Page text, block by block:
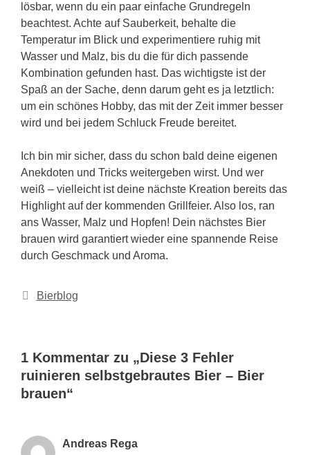
lösbar, wenn du ein paar einfache Grundregeln
beachtest. Achte auf Sauberkeit, behalte die
Temperatur im Blick und experimentiere ruhig mit
Wasser und Malz, bis du die für dich passende
Kombination gefunden hast. Das wichtigste ist der
Spaß an der Sache, denn darum geht es ja letztlich:
um ein schönes Hobby, das mit der Zeit immer besser
wird und bei jedem Schluck Freude bereitet.
Ich bin mir sicher, dass du schon bald deine eigenen
Anekdoten und Tricks weitergeben wirst. Und wer
weiß – vielleicht ist deine nächste Kreation bereits das
Highlight auf der kommenden Grillfeier. Also los, ran
ans Wasser, Malz und Hopfen! Dein nächstes Bier
brauen wird garantiert wieder eine spannende Reise
durch Geschmack und Aroma.
Kategorien
Bierblog
1 Kommentar zu „Diese 3 Fehler
ruinieren selbstgebrautes Bier – Bier
brauen“
Andreas Rega